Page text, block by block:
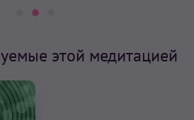
этой медитацией